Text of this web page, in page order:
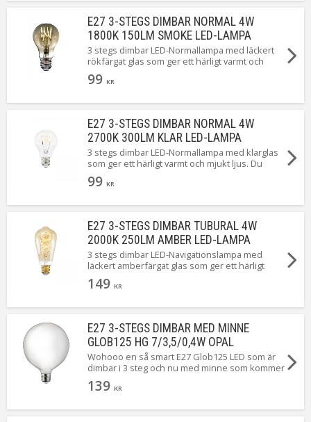
E27 3-STEGS DIMBAR NORMAL 4W
1800K 150LM SMOKE LED-LAMPA
3 stegs dimbar LED-Normallampa med läckert
rökfärgat glas som ger ett härligt varmt och
mjukt ljus. Du stegar enkelt de tre ljusstyrkorna
genom att tända och släcka lampan med en
en dimmer.
99 KR
E27 3-STEGS DIMBAR NORMAL 4W
2700K 300LM KLAR LED-LAMPA
3 stegs dimbar LED-Normallampa med klarglas
som ger ett härligt varmt och mjukt ljus. Du
stegar enkelt de tre ljusstyrkorna genom att
tända och släcka lampan med en vanlig
dimmer.
99 KR
E27 3-STEGS DIMBAR TUBURAL 4W
2000K 250LM AMBER LED-LAMPA
3 stegs dimbar LED-Navigationslampa med
läckert amberfärgat glas som ger ett härligt
varmt och mjukt ljus. Du stegar enkelt de tre
ljusstyrkorna genom att tända och släcka
dig som saknar en dimmer.
149 KR
E27 3-STEGS DIMBAR MED MINNE
GLOB125 HG 7/3,5/0,4W OPAL
Wohooo en så smart E27 Glob125 LED som är
dimbar i 3 steg och nu med minne som kommer
ihåg vilken styrka lampan senast var tänd med.
När du först tänder ger den 7W. Släck och tänd
ger den 0,5W ...Magiskt!
139 KR